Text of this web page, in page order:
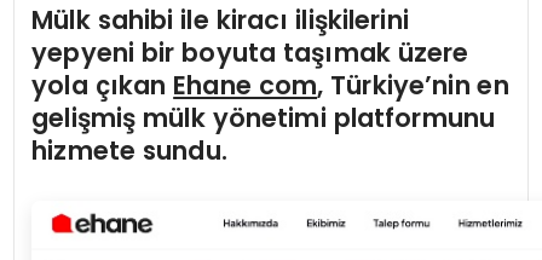
Mülk sahibi ile kiracı ilişkilerini
yepyeni bir boyuta taşımak üzere
yola çıkan Ehane com, Türkiye’nin en
gelişmiş mülk yönetimi platformunu
hizmete sundu.